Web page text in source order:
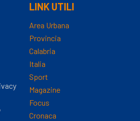
LINK UTILI
Area Urbana
Provincia
Calabria
Italia
Sport
Magazine
Focus
Cronaca